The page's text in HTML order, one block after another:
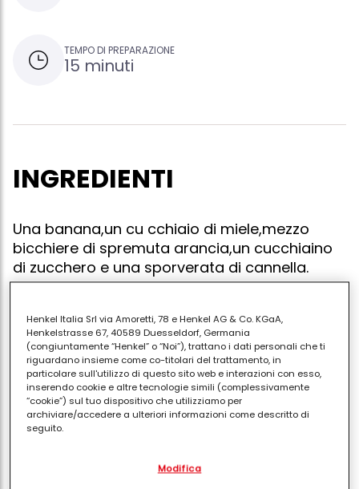
TEMPO DI PREPARAZIONE
15 minuti
INGREDIENTI
Una banana,un cu cchiaio di miele,mezzo
bicchiere di spremuta arancia,un cucchiaino
di zucchero e una sporverata di cannella.
Sciogliere in una padella succo, miele, zucchero e
cannella per circa due minuti,aggiungere una
banana media intera e amalgamare il tutto per cica
5 minuti. servire la banana calda.
Henkel Italia Srl via Amoretti, 78 e Henkel AG & Co. KGaA,
Henkelstrasse 67, 40589 Duesseldorf, Germania
(congiuntamente “Henkel” o “Noi”), trattano i dati personali che ti
riguardano insieme come co-titolari del trattamento, in
particolare sull'utilizzo di questo sito web e interazioni con esso,
inserendo cookie e altre tecnologie simili (complessivamente
“cookie”) sul tuo dispositivo che utilizziamo per
archiviare/accedere a ulteriori informazioni come descritto di
seguito.
separati o co-titolari come indicato nella nostra Informativa sulla
Modifica